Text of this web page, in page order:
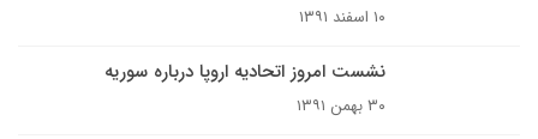
۱۰ اسفند ۱۳۹۱
نشست امروز اتحادیه اروپا درباره سوریه
۳۰ بهمن ۱۳۹۱